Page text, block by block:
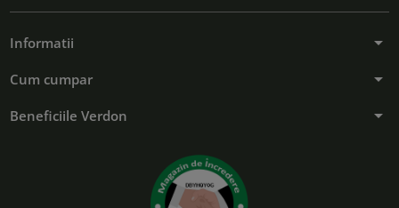
Informatii arrow_drop_down
Cum cumpar arrow_drop_down
Beneficiile Verdon arrow_drop_down